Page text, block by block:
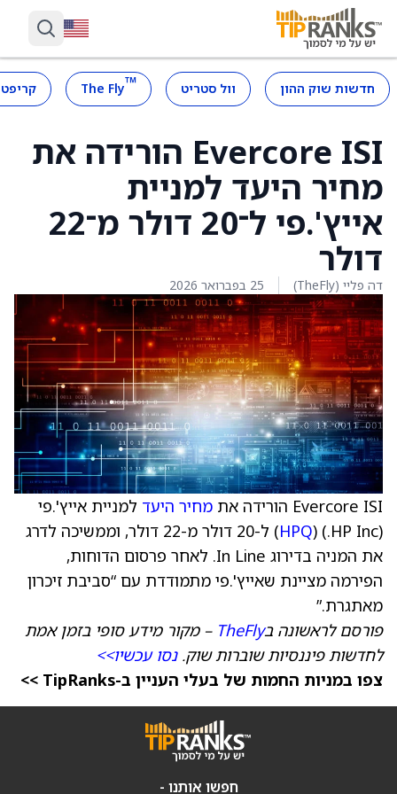
חדשות שוק ההון וול סטריט ™
The Fly
Evercore ISI הורידה את
מחיר היעד למניית
אייץ'.פי ל־20 דולר מ־22
דולר
דה פליי (TheFly) 25 בפברואר 2026
Evercore ISI הורידה את מחיר היעד למניית אייץ'.פי
(HP Inc.) (
HPQ
) ל-20 דולר מ-22 דולר, וממשיכה לדרג
את המניה בדירוג In Line. לאחר פרסום הדוחות,
הפירמה מציינת שאייץ'.פי מתמודדת עם “סביבת זיכרון
מאתגרת.”
פורסם לראשונה בTheFly – מקור מידע סופי בזמן אמת
לחדשות פיננסיות שוברות שוק.נסו עכשיו>>
צפו במניות החמות של בעלי העניין ב-TipRanks >>
חפשו אותנו -